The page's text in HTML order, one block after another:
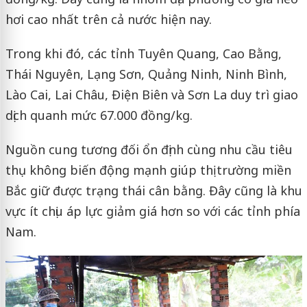
hơi cao nhất trên cả nước hiện nay.
Trong khi đó, các tỉnh Tuyên Quang, Cao Bằng,
Thái Nguyên, Lạng Sơn, Quảng Ninh, Ninh Bình,
Lào Cai, Lai Châu, Điện Biên và Sơn La duy trì giao
dịch quanh mức 67.000 đồng/kg.
Nguồn cung tương đối ổn định cùng nhu cầu tiêu
thụ không biến động mạnh giúp thị trường miền
Bắc giữ được trạng thái cân bằng. Đây cũng là khu
vực ít chịu áp lực giảm giá hơn so với các tỉnh phía
Nam.